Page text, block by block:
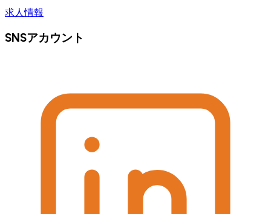
求人情報
SNSアカウント